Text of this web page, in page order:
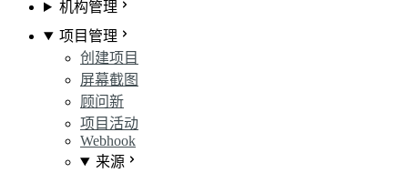
机构管理
项目管理
创建项目
屏幕截图
顾问新
项目活动
Webhook
来源